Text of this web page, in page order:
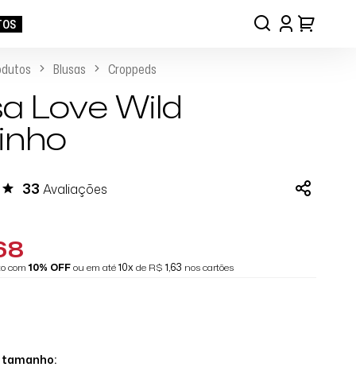
Blusas Croppeds
Love Wild
33 Avaliações
com10% OFFou em até10xde R$ 1,63 nos cartões
tamanho: